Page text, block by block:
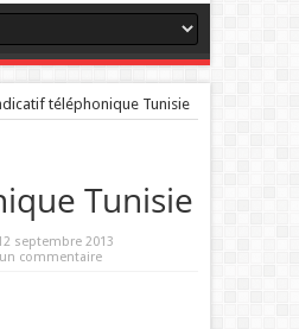
téléphonique Tunisie
Tunisie
septembre 2013
commentaire